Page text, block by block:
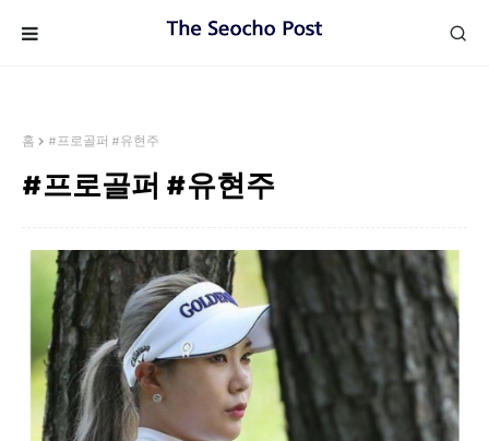
홈 #프로골퍼 #유현주
#프로골퍼 #유현주